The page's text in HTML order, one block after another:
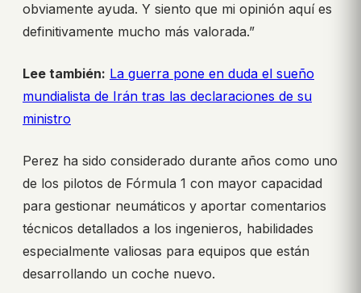
obviamente ayuda. Y siento que mi opinión aquí es
definitivamente mucho más valorada.”
Lee también: La guerra pone en duda el sueño
mundialista de Irán tras las declaraciones de su
ministro
Perez ha sido considerado durante años como uno
de los pilotos de Fórmula 1 con mayor capacidad
para gestionar neumáticos y aportar comentarios
técnicos detallados a los ingenieros, habilidades
especialmente valiosas para equipos que están
desarrollando un coche nuevo.